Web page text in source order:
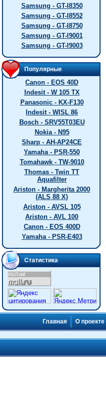
Samsung - GT-I8350
Samsung - GT-I8552
Samsung - GT-I8750
Samsung - GT-I9001
Samsung - GT-I9003
Популярные
Canon - EOS 40D
Indesit - W 105 TX
Panasonic - KX-F130
Indesit - WISL 86
Bosch - SRV55T03EU
Nokia - N95
Sharp - AH-AP24CE
Yamaha - PSR-550
Tomahawk - TW-9010
Thomas - Twin TT
Aquafilter
Ariston - Margherita 2000
(ALS 88 X)
Ariston - AVSL 105
Ariston - AVL 100
Canon - EOS 400D
Yamaha - PSR-E403
Статистика
Главная О проекте